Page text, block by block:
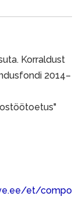
Korraldust
2014–
et/compo